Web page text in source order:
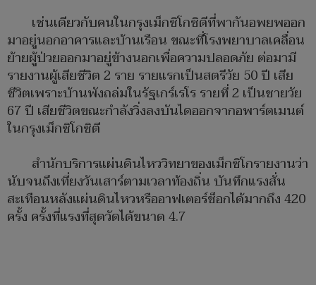
เช่นเดียวกับคนในกรุงเม็กซิโกซิตีที่พากันอพยพออก
มาอยู่นอกอาคารและบ้านเรือน ขณะที่โรงพยาบาลเคลื่อน
ย้ายผู้ป่วยออกมาอยู่ข้างนอกเพื่อความปลอดภัย ต่อมามี
รายงานผู้เสียชีวิต 2 ราย รายแรกเป็นสตรีวัย 50 ปี เสีย
ชีวิตเพราะบ้านพังถล่มในรัฐเกร์เรโร รายที่ 2 เป็นชายวัย
67 ปี เสียชีวิตขณะกำลังวิ่งลงบันไดออกจากอพาร์ตเมนต์
ในกรุงเม็กซิโกซิตี
สำนักบริการแผ่นดินไหววิทยาของเม็กซิโกรายงานว่า
นับจนถึงเที่ยงวันเสาร์ตามเวลาท้องถิ่น บันทึกแรงสั่น
สะเทือนหลังแผ่นดินไหวหรืออาฟเตอร์ช็อกได้มากถึง 420
ครั้ง ครั้งที่แรงที่สุดวัดได้ขนาด 4.7